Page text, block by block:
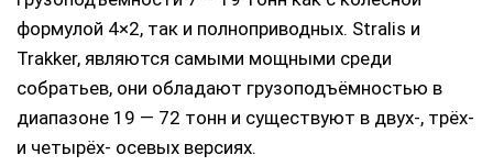
формулой 4×2, так и полноприводных. Stralis и
Trakker, являются самыми мощными среди
собратьев, они обладают грузоподъёмностью в
диапазоне 19 — 72 тонн и существуют в двух-, трёх-
и четырёх- осевых версиях.